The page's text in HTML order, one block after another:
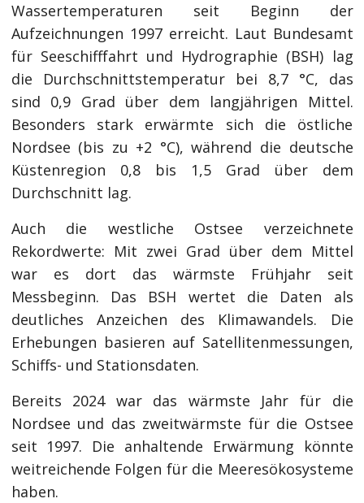
Wassertemperaturen seit Beginn der
Aufzeichnungen 1997 erreicht. Laut Bundesamt
für Seeschifffahrt und Hydrographie (BSH) lag
die Durchschnittstemperatur bei 8,7 °C, das
sind 0,9 Grad über dem langjährigen Mittel.
Besonders stark erwärmte sich die östliche
Nordsee (bis zu +2 °C), während die deutsche
Küstenregion 0,8 bis 1,5 Grad über dem
Durchschnitt lag.
Auch die westliche Ostsee verzeichnete
Rekordwerte: Mit zwei Grad über dem Mittel
war es dort das wärmste Frühjahr seit
Messbeginn. Das BSH wertet die Daten als
deutliches Anzeichen des Klimawandels. Die
Erhebungen basieren auf Satellitenmessungen,
Schiffs- und Stationsdaten.
Bereits 2024 war das wärmste Jahr für die
Nordsee und das zweitwärmste für die Ostsee
seit 1997. Die anhaltende Erwärmung könnte
weitreichende Folgen für die Meeresökosysteme
haben.